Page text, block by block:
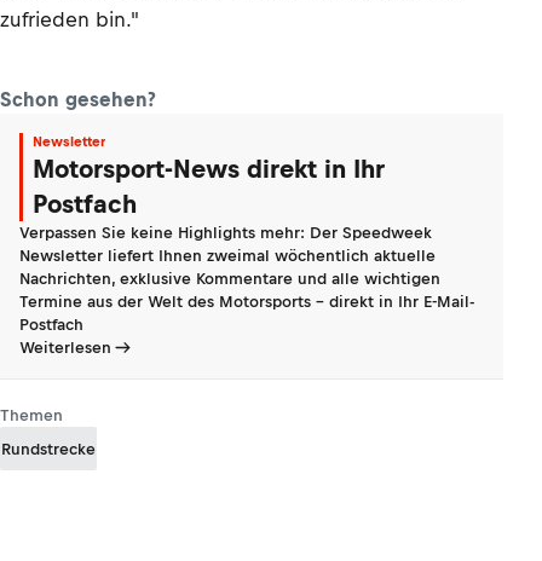
zufrieden bin."
Schon gesehen?
Newsletter
Motorsport-News direkt in Ihr
Postfach
Verpassen Sie keine Highlights mehr: Der Speedweek
Newsletter liefert Ihnen zweimal wöchentlich aktuelle
Nachrichten, exklusive Kommentare und alle wichtigen
Termine aus der Welt des Motorsports - direkt in Ihr E-Mail-
Postfach
Weiterlesen
Themen
Rundstrecke